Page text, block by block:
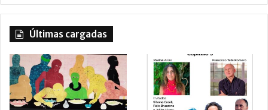
Últimas cargadas